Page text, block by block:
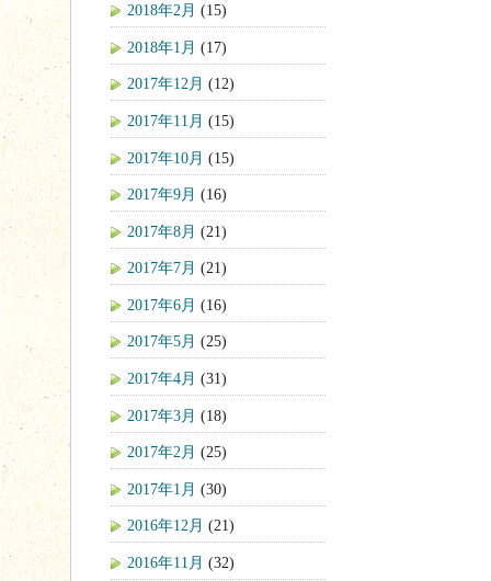
2018年2月 (15)
2018年1月 (17)
2017年12月 (12)
2017年11月 (15)
2017年10月 (15)
2017年9月 (16)
2017年8月 (21)
2017年7月 (21)
2017年6月 (16)
2017年5月 (25)
2017年4月 (31)
2017年3月 (18)
2017年2月 (25)
2017年1月 (30)
2016年12月 (21)
2016年11月 (32)